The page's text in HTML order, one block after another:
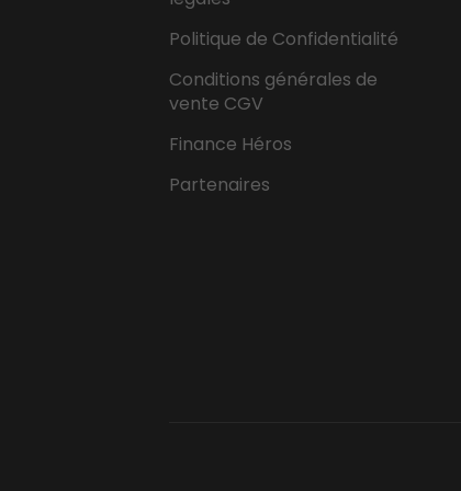
Politique de Confidentialité
Conditions générales de
vente CGV
Finance Héros
Partenaires